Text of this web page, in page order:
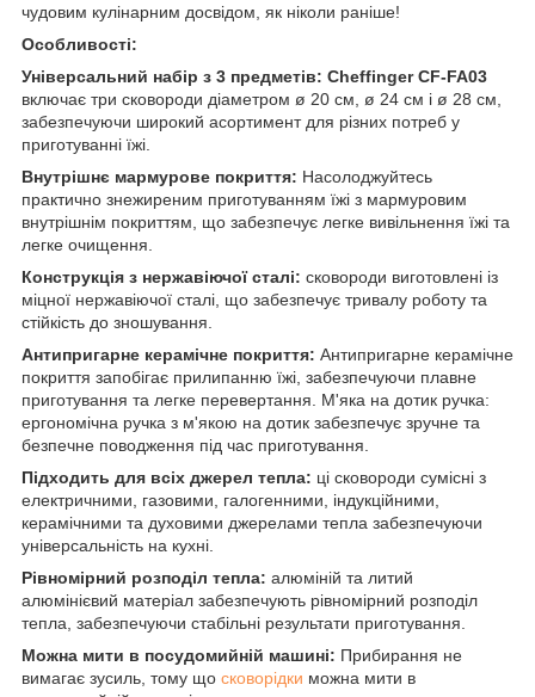
чудовим кулінарним досвідом, як ніколи раніше!
Особливості:
Універсальний набір з 3 предметів: Cheffinger CF-FA03
включає три сковороди діаметром ø 20 см, ø 24 см і ø 28 см,
забезпечуючи широкий асортимент для різних потреб у
приготуванні їжі.
Внутрішнє мармурове покриття: Насолоджуйтесь
практично знежиреним приготуванням їжі з мармуровим
внутрішнім покриттям, що забезпечує легке вивільнення їжі та
легке очищення.
Конструкція з нержавіючої сталі: сковороди виготовлені із
міцної нержавіючої сталі, що забезпечує тривалу роботу та
стійкість до зношування.
Антипригарне керамічне покриття: Антипригарне керамічне
покриття запобігає прилипанню їжі, забезпечуючи плавне
приготування та легке перевертання. М'яка на дотик ручка:
ергономічна ручка з м'якою на дотик забезпечує зручне та
безпечне поводження під час приготування.
Підходить для всіх джерел тепла: ці сковороди сумісні з
електричними, газовими, галогенними, індукційними,
керамічними та духовими джерелами тепла забезпечуючи
універсальність на кухні.
Рівномірний розподіл тепла: алюміній та литий
алюмінієвий матеріал забезпечують рівномірний розподіл
тепла, забезпечуючи стабільні результати приготування.
Можна мити в посудомийній машині: Прибирання не
вимагає зусиль, тому що сковорідки можна мити в